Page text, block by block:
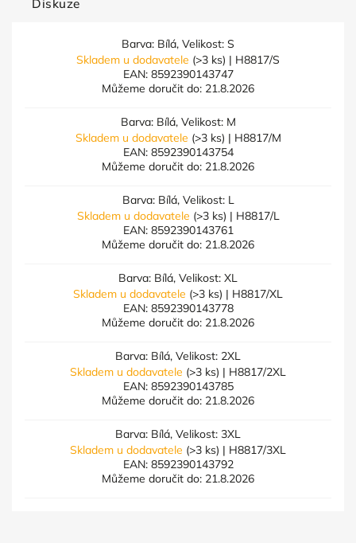
Diskuze
Barva: Bílá, Velikost: S
Skladem u dodavatele (>3 ks) | H8817/S
EAN: 8592390143747
Můžeme doručit do: 21.8.2026
Barva: Bílá, Velikost: M
Skladem u dodavatele (>3 ks) | H8817/M
EAN: 8592390143754
Můžeme doručit do: 21.8.2026
Barva: Bílá, Velikost: L
Skladem u dodavatele (>3 ks) | H8817/L
EAN: 8592390143761
Můžeme doručit do: 21.8.2026
Barva: Bílá, Velikost: XL
Skladem u dodavatele (>3 ks) | H8817/XL
EAN: 8592390143778
Můžeme doručit do: 21.8.2026
Barva: Bílá, Velikost: 2XL
Skladem u dodavatele (>3 ks) | H8817/2XL
EAN: 8592390143785
Můžeme doručit do: 21.8.2026
Barva: Bílá, Velikost: 3XL
Skladem u dodavatele (>3 ks) | H8817/3XL
EAN: 8592390143792
Můžeme doručit do: 21.8.2026